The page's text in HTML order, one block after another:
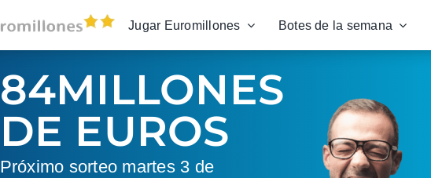
Jugar Euromillones Botes de la semana
84MILLONES
DE EUROS
Próximo sorteo martes 3 de